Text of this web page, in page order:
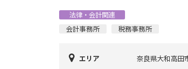
法律・会計関連
会計事務所
税務事務所
エリア
奈良県大和高田